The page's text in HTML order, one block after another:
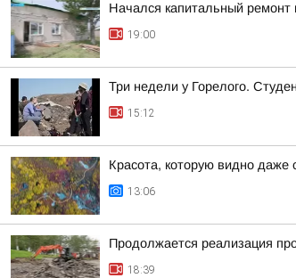
Начался капитальный
19:00
Три недели у Горелого.
15:12
Красота, которую видно даже
13:06
Продолжается реализация
18:39